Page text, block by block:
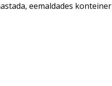
eemaldades